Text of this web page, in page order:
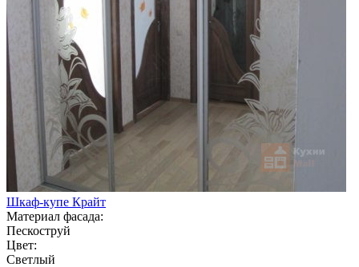
Шкаф-купе Крайт
Материал фасада:
Пескоструй
Цвет:
Светлый